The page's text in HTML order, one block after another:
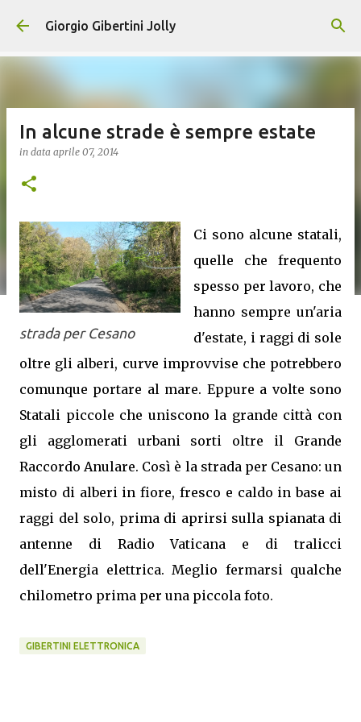
Passa ai contenuti principali
Giorgio Gibertini Jolly
In alcune strade è sempre estate
in data aprile 07, 2014
strada per Cesano
Ci sono alcune statali,
quelle che frequento
spesso per lavoro, che
hanno sempre un'aria
d'estate, i raggi di sole
oltre gli alberi, curve improvvise che potrebbero
comunque portare al mare. Eppure a volte sono
Statali piccole che uniscono la grande città con
gli agglomerati urbani sorti oltre il Grande
Raccordo Anulare. Così è la strada per Cesano: un
misto di alberi in fiore, fresco e caldo in base ai
raggi del solo, prima di aprirsi sulla spianata di
antenne di Radio Vaticana e di tralicci
dell'Energia elettrica. Meglio fermarsi qualche
chilometro prima per una piccola foto.
GIBERTINI ELETTRONICA